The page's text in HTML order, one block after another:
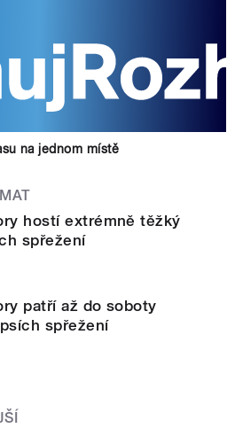
na jednom místě
hostí extrémně těžký
spřežení
patří až do soboty
spřežení